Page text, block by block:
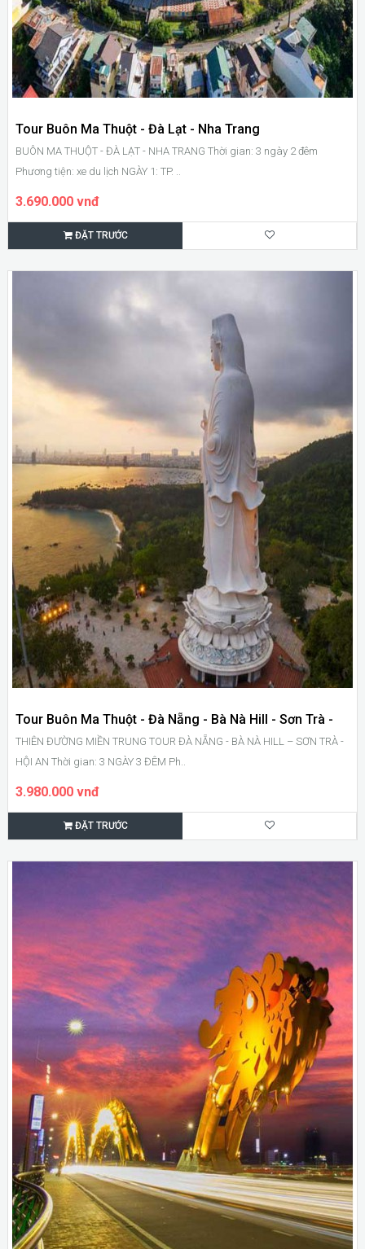
Tour Buôn Ma Thuột - Đà Lạt - Nha Trang
BUÔN MA THUỘT - ĐÀ LẠT - NHA TRANG Thời gian: 3 ngày 2 đêm
Phương tiện: xe du lịch NGÀY 1: TP. ..
3.690.000 vnđ
ĐẶT TRƯỚC
Tour Buôn Ma Thuột - Đà Nẵng - Bà Nà Hill - Sơn Trà -
Hội An
THIÊN ĐƯỜNG MIỀN TRUNG TOUR ĐÀ NẴNG - BÀ NÀ HILL – SƠN TRÀ -
HỘI AN Thời gian: 3 NGÀY 3 ĐÊM Ph..
3.980.000 vnđ
ĐẶT TRƯỚC